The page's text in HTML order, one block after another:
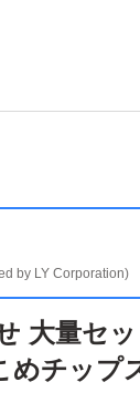
by LY Corporation)
大量セ
めチッ